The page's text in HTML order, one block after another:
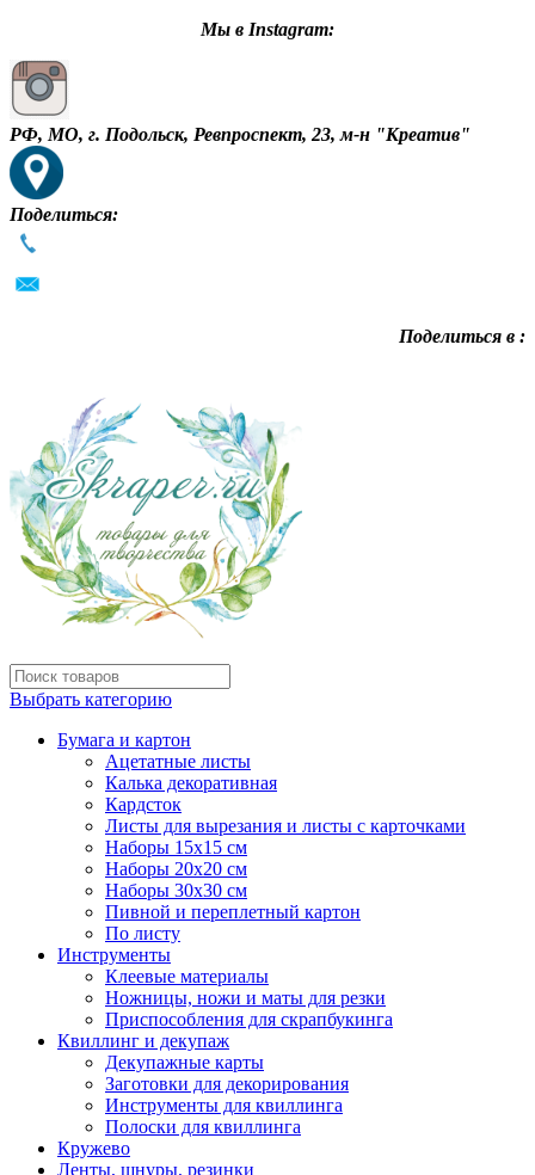
Мы в Instagram:
РФ, МО, г. Подольск, Ревпроспект, 23, м-н "Креатив"
Поделиться:
Поделиться в :
Выбрать категорию
Бумага и картон
Ацетатные листы
Калька декоративная
Кардсток
Листы для вырезания и листы с карточками
Наборы 15х15 см
Наборы 20х20 см
Наборы 30х30 см
Пивной и переплетный картон
По листу
Инструменты
Клеевые материалы
Ножницы, ножи и маты для резки
Приспособления для скрапбукинга
Квиллинг и декупаж
Декупажные карты
Заготовки для декорирования
Инструменты для квиллинга
Полоски для квиллинга
Кружево
Ленты, шнуры, резинки